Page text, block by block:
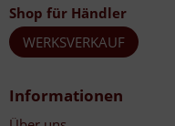
Shop für Händler
WERKSVERKAUF
Informationen